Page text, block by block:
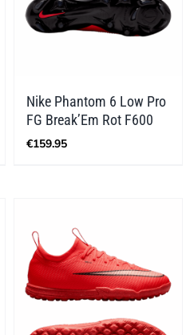
Nike Phantom 6 Low Pro
FG Break’Em Rot F600
€159.95